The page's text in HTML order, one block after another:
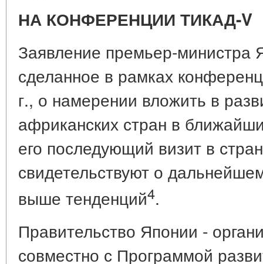
НА КОНФЕРЕНЦИИ ТИКАД-V
Заявление премьер-министра
сделанное в рамках
г., о намерении вложить в
африканских стран в
его последующий визит в
свидетельствуют о
выше тенденций4.
Правительство Японии -
совместно с Программой